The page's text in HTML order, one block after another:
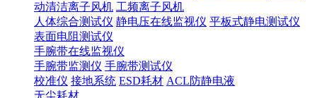
动清洁离子风机 工频离子风机
人体综合测试仪 静电压在线监视仪 平板式静电测试仪
表面电阻测试仪
手腕带在线监视仪
手腕带监测仪 手腕带测试仪
校准仪 接地系统 ESD耗材 ACL防静电液
无尘耗材